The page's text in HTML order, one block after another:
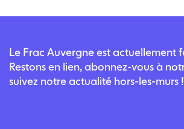
Le Frac Auvergne est actuellement
Restons en lien, abonnez-vous à
suivez notre actualité hors-les-murs !